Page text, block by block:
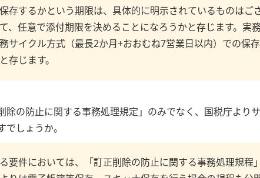
存するかという期限は、具体的に明示されているものはご
、任意で添付期限を決めることになろうかと存じます。実
サイクル方式（最長2か月+おおむね7営業日以内）での保
存じます。
除の防止に関する事務処理規定」のみでなく、国税庁より
でしょうか。
要件においては、「訂正削除の防止に関する事務処理規程